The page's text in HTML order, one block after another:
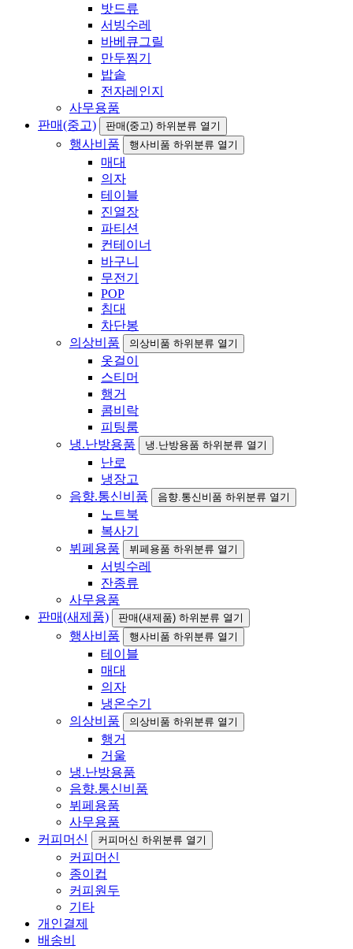
밧드류
서빙수레
바베큐그릴
만두찜기
밥솥
전자레인지
사무용품
판매(중고)
판매(중고) 하위분류 열기
행사비품 행사비품 하위분류 열기
매대
의자
테이블
진열장
파티션
컨테이너
바구니
무전기
POP
침대
차단봉
의상비품
의상비품 하위분류 열기
옷걸이
스티머
행거
콤비락
피팅룸
냉.난방용품
냉.난방용품 하위분류 열기
난로
냉장고
음향.통신비품
음향.통신비품 하위분류 열기
노트북
복사기
뷔페용품
뷔페용품 하위분류 열기
서빙수레
잔종류
사무용품
판매(새제품)
판매(새제품) 하위분류 열기
행사비품 행사비품 하위분류 열기
테이블
매대
의자
냉온수기
의상비품
의상비품 하위분류 열기
행거
거울
냉.난방용품
음향.통신비품
뷔페용품
사무용품
커피머신
커피머신 하위분류 열기
커피머신
종이컵
커피원두
기타
개인결제
배송비